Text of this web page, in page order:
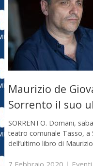
Maurizio de
Sorrento il suo
SORRENTO. Domani,
teatro comunale Tasso, a
dell’ultimo libro di